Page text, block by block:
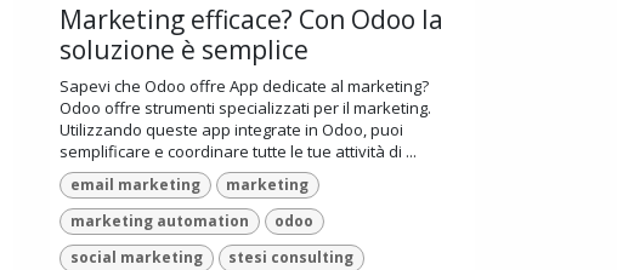
Marketing efficace? Con Odoo la
soluzione è semplice
Sapevi che Odoo offre App dedicate al marketing?
Odoo offre strumenti specializzati per il marketing.
Utilizzando queste app integrate in Odoo, puoi
semplificare e coordinare tutte le tue attività di ...
email marketing
marketing
marketing automation
odoo
social marketing
stesi consulting